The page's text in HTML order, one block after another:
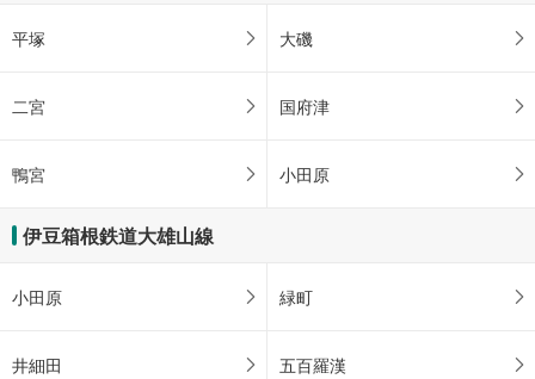
平塚 大磯
二宮 国府津
鴨宮 小田原
伊豆箱根鉄道大雄山線
小田原 緑町
井細田 五百羅漢